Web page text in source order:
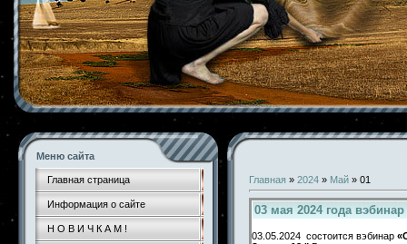
Меню сайта
Главная страница
Информация о сайте
Н О В И Ч К А М !
Главная » 2024 » Май » 01
03 мая 2024 года вэбинар
03.05.2024 состоится вэбинар